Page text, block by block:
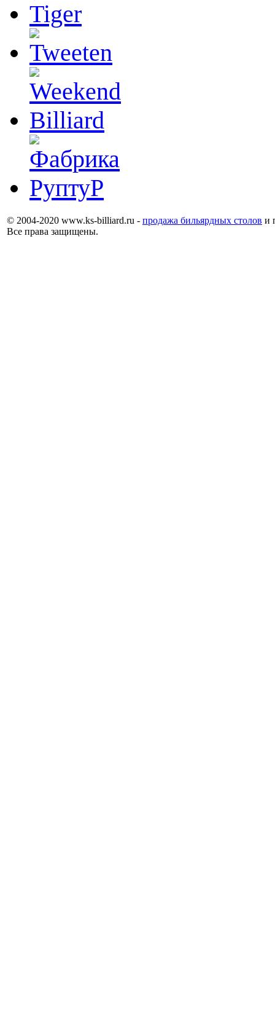
© 2004-2020 www.ks-billiard.ru - продажа бильярдных столов и
Все права защищены.